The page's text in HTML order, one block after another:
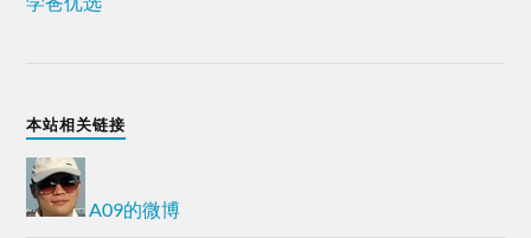
本站相关链接
A09的微博